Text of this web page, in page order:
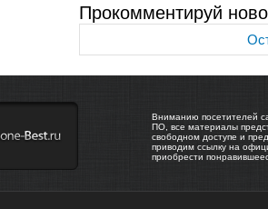
Прокомментируй
Вниманию посетителей
ПО, все материалы
свободном доступе и
приводим ссылку на
приобрести